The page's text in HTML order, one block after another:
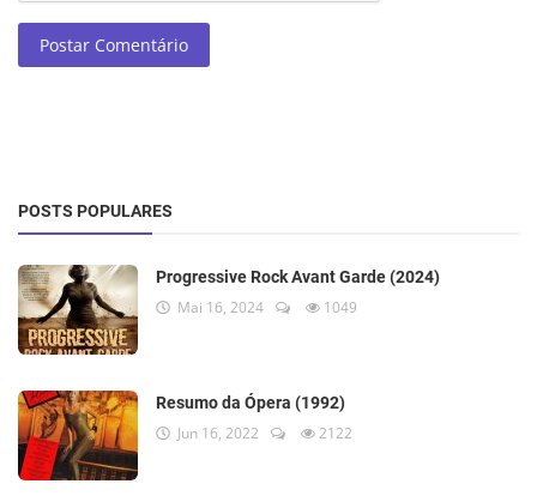
Postar Comentário
POSTS POPULARES
Progressive Rock Avant Garde (2024)
Mai 16, 2024 1049
Resumo da Ópera (1992)
Jun 16, 2022 2122